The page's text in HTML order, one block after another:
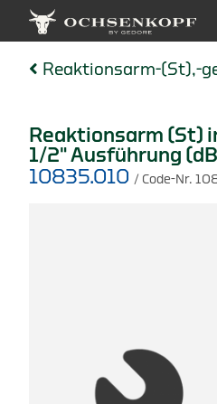
Reaktionsarm-(St),-
Reaktionsarm (St)
1/2" Ausführung
10835.010 / Code-Nr.